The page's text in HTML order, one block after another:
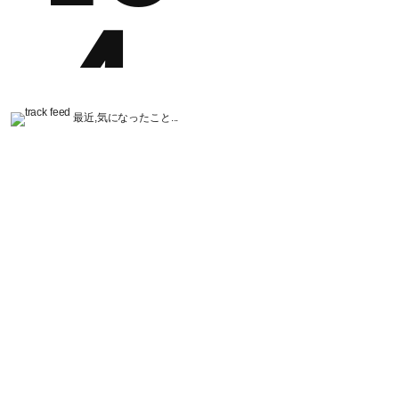
最近,気になったこと...